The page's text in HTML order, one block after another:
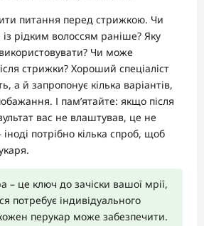
питання перед стрижкою. Чи
рідким волоссям раніше? Яку
Чи може
стрижки? Хороший спеціаліст
а й запропонує кілька варіантів,
І пам’ятайте: якщо після
вас не влаштував, це не
потрібно кілька спроб, щоб
– це ключ до зачіски вашої мрії,
потребує індивідуального
перукар може забезпечити.